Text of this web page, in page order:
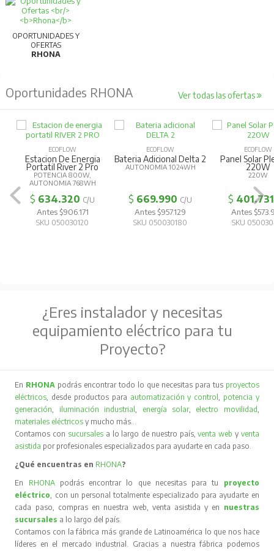
OPORTUNIDADES Y
OFERTAS
RHONA
Oportunidades RHONA Ver todas las ofertas
ECOFLOW
Estacion De Energia
Portatil River 2 Pro
POTENCIA 800W,
AUTONOMIA 768WH
$ 634.320 C/U
Antes $906.171
SKU 050030120
ECOFLOW
Bateria Adicional Delta 2
AUTONOMIA 1024WH
$ 669.990 C/U
Antes $957.129
SKU 050030180
ECOFLOW
Panel Solar
220W
220W
$ 401.731
Antes
SKU
¿Eres instalador y necesitas
equipamiento eléctrico para tu
Proyecto?
En RHONA podrás encontrar todo lo que necesitas para tus proyectos
eléctricos, desde productos para automatización y control, potencia y
generación, iluminación industrial, energía solar, electro movilidad,
materiales eléctricos y mucho más…
Contamos con sucursales a lo largo de nuestro país,venta web y venta
asistida por profesionales especializados para ayudarte en cada paso.
¿Qué encuentras en RHONA?
En RHONA podrás encontrar lo que necesitas para tu proyecto
eléctrico, con un personal totalmente especializado para ayudarte en
cada paso, compras en nuestra web, venta asistida y en nuestras
sucursales a lo largo del país.
Contamos con la fábrica más grande de Latinoamérica lo que nos hace
líderes en el mercado industrial. Gracias a nuestra fábrica podemos